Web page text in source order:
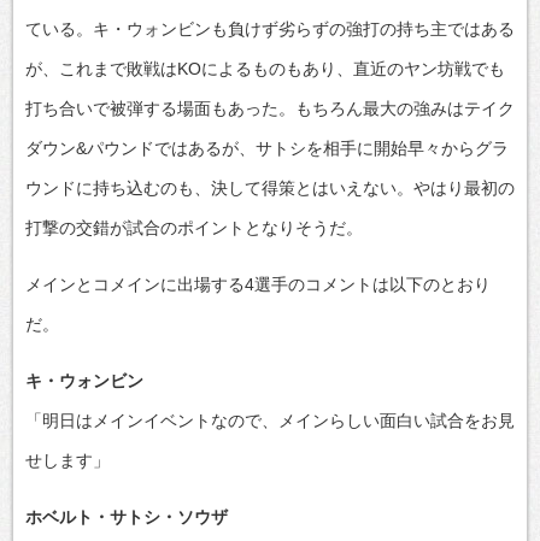
ている。キ・ウォンビンも負けず劣らずの強打の持ち主ではある
が、これまで敗戦はKOによるものもあり、直近のヤン坊戦でも
打ち合いで被弾する場面もあった。もちろん最大の強みはテイク
ダウン&パウンドではあるが、サトシを相手に開始早々からグラ
ウンドに持ち込むのも、決して得策とはいえない。やはり最初の
打撃の交錯が試合のポイントとなりそうだ。
メインとコメインに出場する4選手のコメントは以下のとおり
だ。
キ・ウォンビン
「明日はメインイベントなので、メインらしい面白い試合をお見
せします」
ホベルト・サトシ・ソウザ